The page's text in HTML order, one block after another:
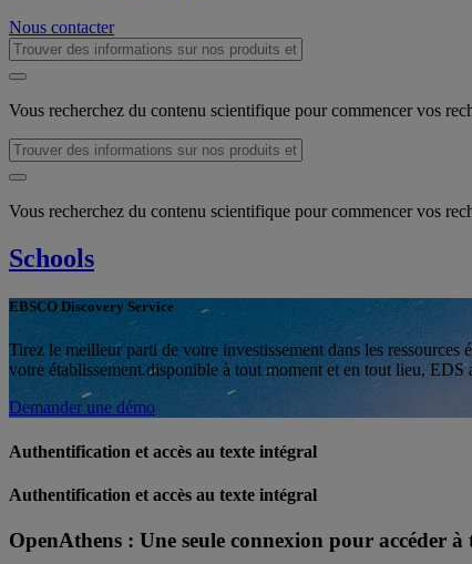
Nous contacter
Vous recherchez du contenu scientifique pour commencer vos
Vous recherchez du contenu scientifique pour commencer vos
Schools
EBSCO Discovery Service
Tirez le meilleur parti de votre investissement dans les
votre établissement.disponible à tout moment et en tout lieu,
Demander une démo
Authentification et accès au texte intégral
Authentification et accès au texte intégral
OpenAthens : Une seule connexion pour accéder à